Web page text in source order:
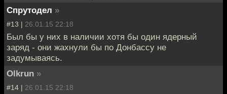
Спрутодел »
#13 | 26.01.15 22:18
Был бы у них в наличии хотя бы один ядерный
заряд - они жахнули бы по Донбассу не
задумываясь.
Olkrun »
#14 | 26.01.15 22:18